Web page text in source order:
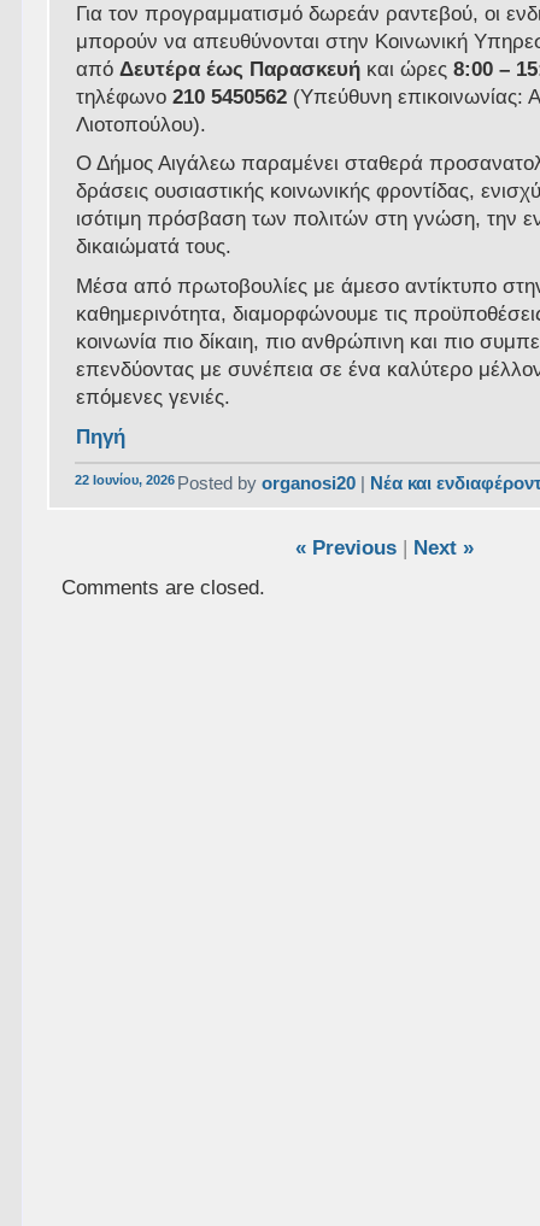
Για τον προγραμματισμό δωρεάν ραντεβού, οι
μπορούν να απευθύνονται στην Κοινωνική
απόΔευτέρα έως Παρασκευή και ώρες8:00 –
τηλέφωνο210 5450562 (Υπεύθυνη επικοινωνίας:
Λιοτοπούλου).
Ο Δήμος Αιγάλεω παραμένει σταθερά
δράσεις ουσιαστικής κοινωνικής φροντίδας,
ισότιμη πρόσβαση των πολιτών στη γνώση, την
δικαιώματά τους.
Μέσα από πρωτοβουλίες με άμεσο αντίκτυπο
καθημερινότητα, διαμορφώνουμε τις
κοινωνία πιο δίκαιη, πιο ανθρώπινη και πιο
επενδύοντας με συνέπεια σε ένα καλύτερο μέλλον
επόμενες γενιές.
Πηγή
22 Ιουνίου, 2026 Posted byorganosi20 Νέα και
« Previous|
Next »
Comments are closed.